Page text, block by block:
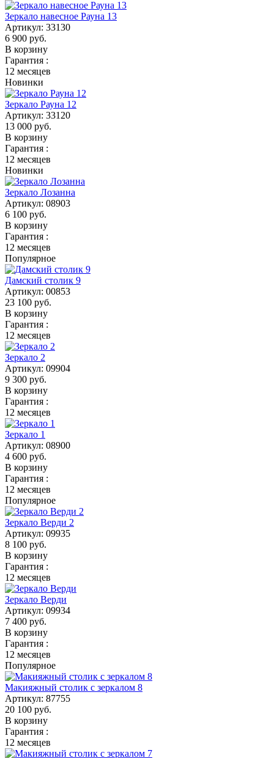
Зеркало навесное Рауна 13
Артикул: 33130
6 900 руб.
В корзину
Гарантия :
12 месяцев
Новинки
Зеркало Рауна 12
Артикул: 33120
13 000 руб.
В корзину
Гарантия :
12 месяцев
Новинки
Зеркало Лозанна
Артикул: 08903
6 100 руб.
В корзину
Гарантия :
12 месяцев
Популярное
Дамский столик 9
Артикул: 00853
23 100 руб.
В корзину
Гарантия :
12 месяцев
Зеркало 2
Артикул: 09904
9 300 руб.
В корзину
Гарантия :
12 месяцев
Зеркало 1
Артикул: 08900
4 600 руб.
В корзину
Гарантия :
12 месяцев
Популярное
Зеркало Верди 2
Артикул: 09935
8 100 руб.
В корзину
Гарантия :
12 месяцев
Зеркало Верди
Артикул: 09934
7 400 руб.
В корзину
Гарантия :
12 месяцев
Популярное
Макияжный столик с зеркалом 8
Артикул: 87755
20 100 руб.
В корзину
Гарантия :
12 месяцев